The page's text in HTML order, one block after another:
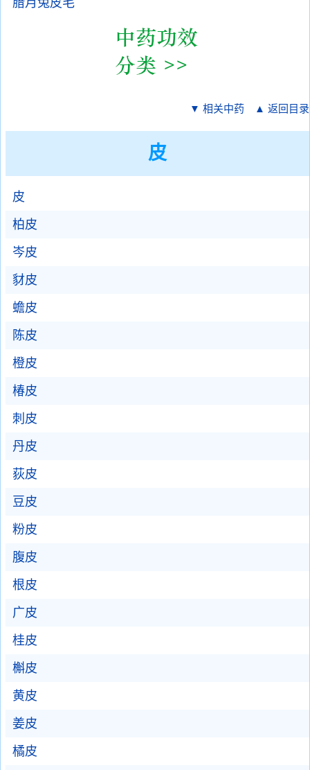
腊月兔皮毛
▼ 相关中药 ▲ 返回目录
皮
皮
柏皮
岑皮
豺皮
蟾皮
陈皮
橙皮
椿皮
刺皮
丹皮
荻皮
豆皮
粉皮
腹皮
根皮
广皮
桂皮
槲皮
黄皮
姜皮
橘皮